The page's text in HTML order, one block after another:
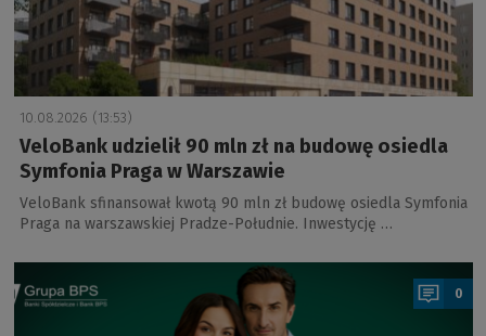
10.08.2026 (13:53)
VeloBank udzielił 90 mln zł na budowę osiedla
Symfonia Praga w Warszawie
VeloBank sfinansował kwotą 90 mln zł budowę osiedla Symfonia
Praga na warszawskiej Pradze-Południe. Inwestycję …
a
0